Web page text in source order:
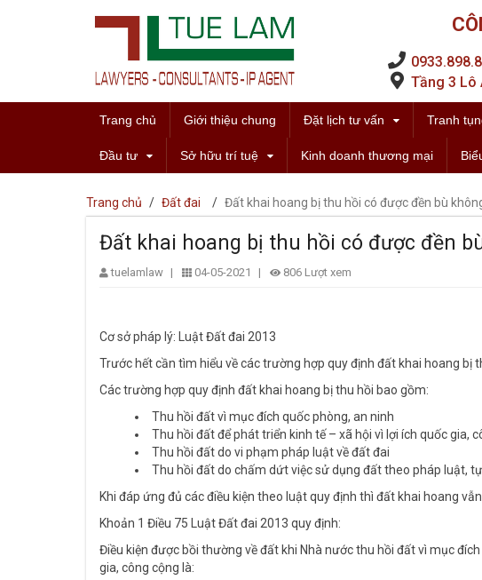
Tầng 3 Lô
Trang chủ Giới thiệu chung Đặt lịch tư vấn Tranh
Đầu tư Sở hữu trí tuệ Kinh doanh thương mại
Trang chủ / Đất đai / Đất khai hoang bị thu hồi có được đền bù
Đất khai hoang bị thu hồi có được đền
tuelamlaw | 04-05-2021 | 806 Lượt xem
Cơ sở pháp lý: Luật Đất đai 2013
Trước hết cần tìm hiểu về các trường hợp quy định đất khai hoang bị
Các trường hợp quy định đất khai hoang bị thu hồi bao gồm:
Thu hồi đất vì mục đích quốc phòng, an ninh
Thu hồi đất để phát triển kinh tế – xã hội vì lợi ích quốc gia,
Thu hồi đất do vi phạm pháp luật về đất đai
Thu hồi đất do chấm dứt việc sử dụng đất theo pháp luật,
Khi đáp ứng đủ các điều kiện theo luật quy định thì đất khai hoang
Khoản 1 Điều 75 Luật Đất đai 2013 quy định:
Điều kiện được bồi thường về đất khi Nhà nước thu hồi đất vì mục
gia, công cộng là: